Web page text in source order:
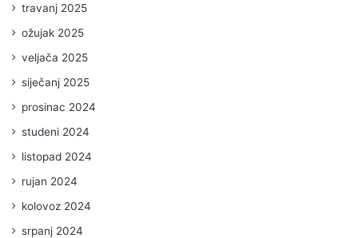
travanj 2025
ožujak 2025
veljača 2025
siječanj 2025
prosinac 2024
studeni 2024
listopad 2024
rujan 2024
kolovoz 2024
srpanj 2024